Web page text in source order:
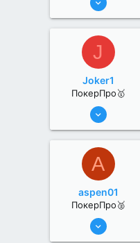
0
J
Joker1
ПокерПро🥇
8 Июн 2022
1
A
aspen01
ПокерПро🥈
13 Июн 2022